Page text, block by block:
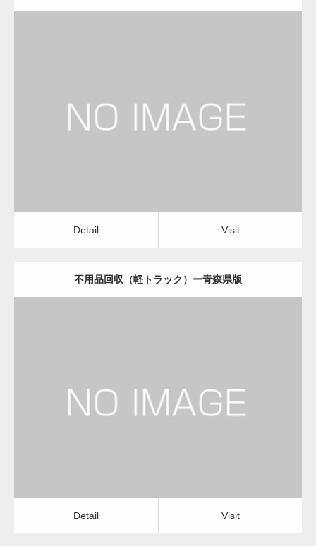
Detail Visit
Detail Visit
不用品回収（軽トラック）ー青森県版
Detail Visit
Detail Visit